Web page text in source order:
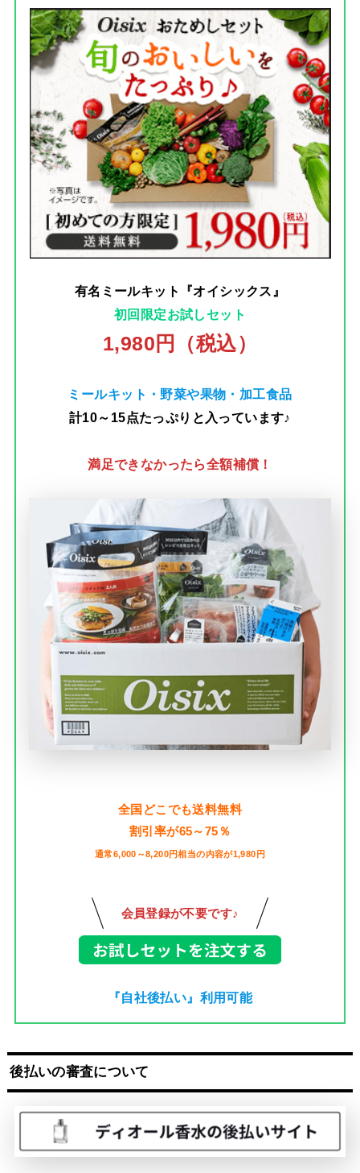
有名ミールキット『オイシックス』
初回限定お試しセット
1,980円（税込）
ミールキット・野菜や果物・加工食品
計10～15点たっぷりと入っています♪
満足できなかったら全額補償！
全国どこでも送料無料
割引率が65～75％
通常6,000～8,200円相当の内容が1,980円
会員登録が不要です♪
『自社後払い』利用可能
後払いの審査について